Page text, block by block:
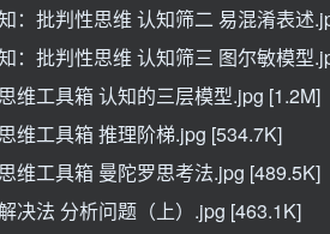
批判性思维 认知筛二 易混淆表述
批判性思维 认知筛三 图尔敏模型
工具箱 认知的三层模型.jpg [1.2M]
工具箱 推理阶梯.jpg [534.7K]
工具箱 曼陀罗思考法.jpg [489.5K]
法 分析问题（上）.jpg [463.1K]